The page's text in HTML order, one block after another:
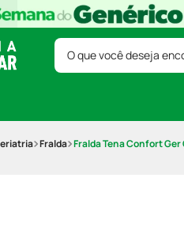
O que você deseja
Fralda Fralda Tena Confort Ger